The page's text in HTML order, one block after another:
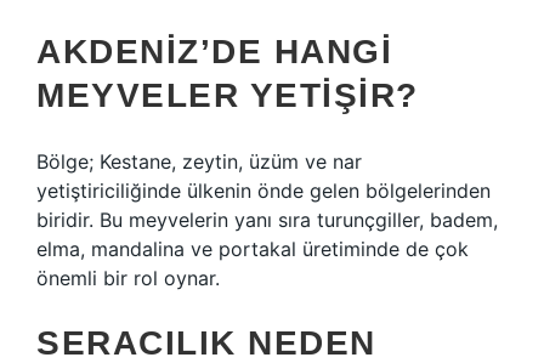
AKDENIZ’DE HANGI
MEYVELER YETIŞIR?
Bölge; Kestane, zeytin, üzüm ve nar
yetiştiriciliğinde ülkenin önde gelen bölgelerinden
biridir. Bu meyvelerin yanı sıra turunçgiller, badem,
elma, mandalina ve portakal üretiminde de çok
önemli bir rol oynar.
SERACILIK NEDEN